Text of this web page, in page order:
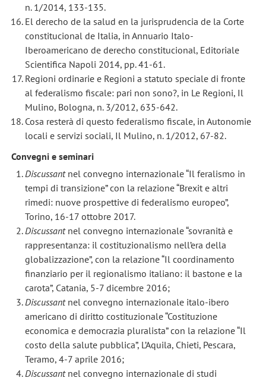
n. 1/2014, 133-135.
El derecho de la salud en la jurisprudencia de la Corte
constitucional de Italia, in Annuario Italo-
Iberoamericano de derecho constitucional, Editoriale
Scientifica Napoli 2014, pp. 41-61.
Regioni ordinarie e Regioni a statuto speciale di fronte
al federalismo fiscale: pari non sono?, in Le Regioni, Il
Mulino, Bologna, n. 3/2012, 635-642.
Cosa resterà di questo federalismo fiscale, in Autonomie
locali e servizi sociali, Il Mulino, n. 1/2012, 67-82.
Convegni e seminari
Discussantnel convegno internazionale “Il feralismo in
tempi di transizione” con la relazione “Brexit e altri
rimedi: nuove prospettive di federalismo europeo”,
Torino, 16-17 ottobre 2017.
Discussantnel convegno internazionale “sovranità e
rappresentanza: il costituzionalismo nell’era della
globalizzazione”, con la relazione “Il coordinamento
finanziario per il regionalismo italiano: il bastone e la
carota”, Catania, 5-7 dicembre 2016;
Discussantnel convegno internazionale italo-ibero
americano di diritto costituzionale “Costituzione
economica e democrazia pluralista” con la relazione “Il
costo della salute pubblica”, L’Aquila, Chieti, Pescara,
Teramo, 4-7 aprile 2016;
Discussantnel convegno internazionale di studi